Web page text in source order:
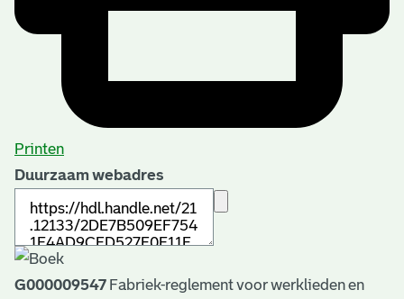
Printen
Duurzaam webadres
G000009547 Fabriek-reglement voor werklieden en